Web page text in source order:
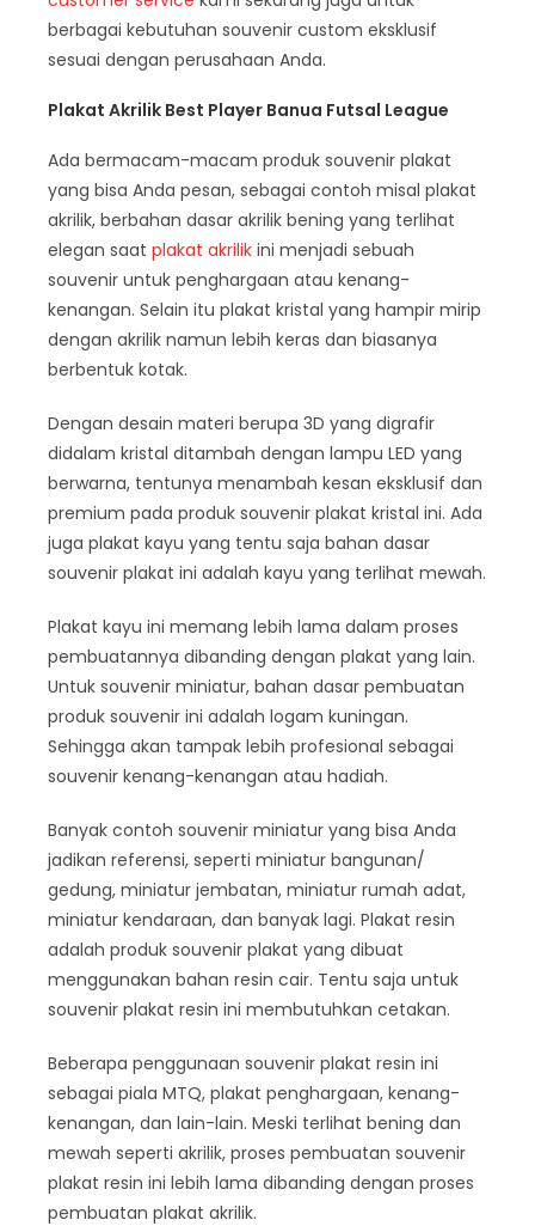
berbagai kebutuhan souvenir custom eksklusif
sesuai dengan perusahaan Anda.
Plakat Akrilik Best Player Banua Futsal League
Ada bermacam-macam produk souvenir plakat
yang bisa Anda pesan, sebagai contoh misal plakat
akrilik, berbahan dasar akrilik bening yang terlihat
elegan saat plakat akrilik ini menjadi sebuah
souvenir untuk penghargaan atau kenang-
kenangan. Selain itu plakat kristal yang hampir mirip
dengan akrilik namun lebih keras dan biasanya
berbentuk kotak.
Dengan desain materi berupa 3D yang digrafir
didalam kristal ditambah dengan lampu LED yang
berwarna, tentunya menambah kesan eksklusif dan
premium pada produk souvenir plakat kristal ini. Ada
juga plakat kayu yang tentu saja bahan dasar
souvenir plakat ini adalah kayu yang terlihat mewah.
Plakat kayu ini memang lebih lama dalam proses
pembuatannya dibanding dengan plakat yang lain.
Untuk souvenir miniatur, bahan dasar pembuatan
produk souvenir ini adalah logam kuningan.
Sehingga akan tampak lebih profesional sebagai
souvenir kenang-kenangan atau hadiah.
Banyak contoh souvenir miniatur yang bisa Anda
jadikan referensi, seperti miniatur bangunan/
gedung, miniatur jembatan, miniatur rumah adat,
miniatur kendaraan, dan banyak lagi. Plakat resin
adalah produk souvenir plakat yang dibuat
menggunakan bahan resin cair. Tentu saja untuk
souvenir plakat resin ini membutuhkan cetakan.
Beberapa penggunaan souvenir plakat resin ini
sebagai piala MTQ, plakat penghargaan, kenang-
kenangan, dan lain-lain. Meski terlihat bening dan
mewah seperti akrilik, proses pembuatan souvenir
plakat resin ini lebih lama dibanding dengan proses
pembuatan plakat akrilik.